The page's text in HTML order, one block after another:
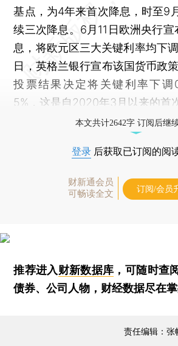
基点，为4年来首次降息，时至9
续三次降息。6月11日欧洲央行
息，将欧元区三大关键利率均下
日，英格兰银行宣布该国货币政
投票结果决定将关键利率下调
5%，这是自2020年3月以来的首
本文共计2642字 订阅后继
登录 后获取已订阅的阅
财新通会员
可畅读全文
订阅/会员
推荐进入财新数据库 ，可随时查
债券、公司人物，财经数据尽在掌
责任编辑：张